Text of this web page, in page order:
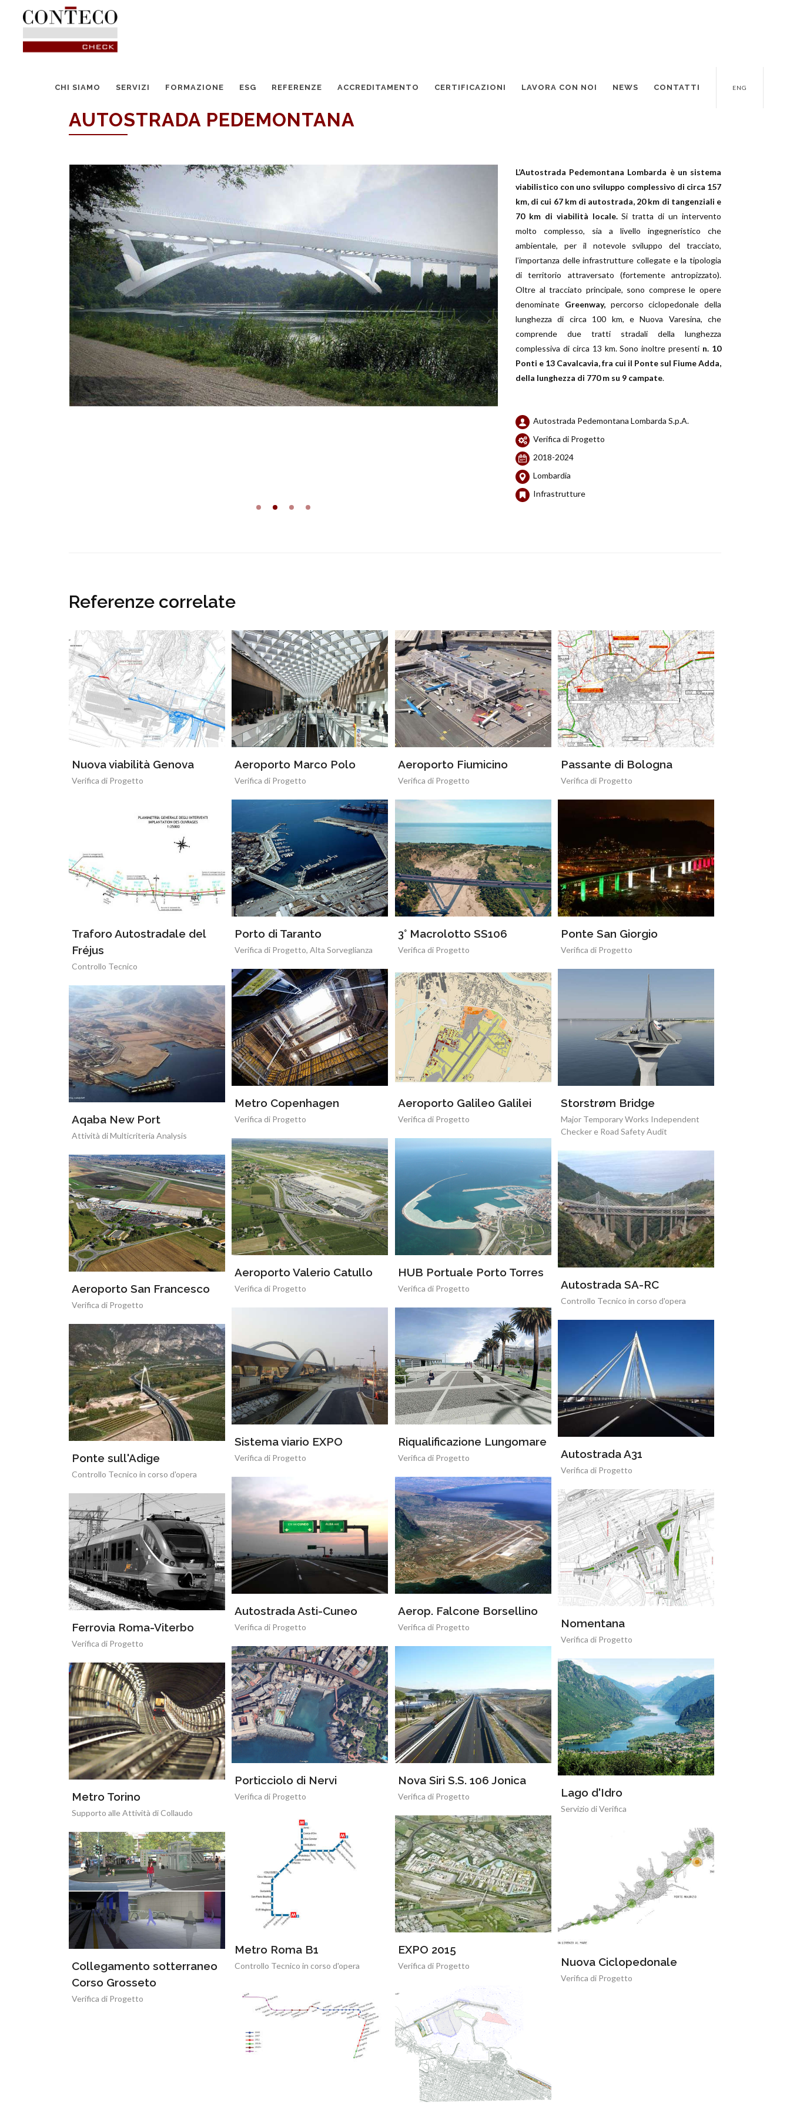
CHI SIAMO SERVIZI FORMAZIONE ESG REFERENZE ACCREDITAMENTO CERTIFICAZIONI LAVORA CON NOI NEWS CONTATTI ENG
AUTOSTRADA PEDEMONTANA
L’Autostrada Pedemontana Lombarda è un sistema
viabilistico con uno sviluppo complessivo di circa 157
km, di cui 67 km di autostrada, 20 km di tangenziali e
70 km di viabilità locale.Si tratta di un intervento
molto complesso, sia a livello ingegneristico che
ambientale, per il notevole sviluppo del tracciato,
l’importanza delle infrastrutture collegate e la tipologia
di territorio attraversato (fortemente antropizzato).
Oltre al tracciato principale, sono comprese le opere
denominate Greenway,percorso ciclopedonale della
lunghezza di circa 100 km, e Nuova Varesina, che
comprende due tratti stradali della lunghezza
complessiva di circa 13 km. Sono inoltre presenti n. 10
Ponti e 13 Cavalcavia, fra cui il Ponte sul Fiume Adda,
della lunghezza di 770 m su 9 campate.
Autostrada Pedemontana Lombarda S.p.A.
Verifica di Progetto
2018-2024
Lombardia
Infrastrutture
Referenze correlate
Nuova viabilità Genova
Verifica di Progetto
Aeroporto Marco Polo
Verifica di Progetto
Aeroporto Fiumicino
Verifica di Progetto
Passante di Bologna
Verifica di Progetto
Traforo Autostradale del
Fréjus
Controllo Tecnico
Porto di Taranto
Verifica di Progetto, Alta Sorveglianza
3° Macrolotto SS106
Verifica di Progetto
Ponte San Giorgio
Verifica di Progetto
Metro Copenhagen
Verifica di Progetto
Aeroporto Galileo Galilei
Verifica di Progetto
Storstrøm Bridge
Major Temporary Works Independent
Checker e Road Safety Audit
Aqaba New Port
Attività di Multicriteria Analysis
Aeroporto Valerio Catullo
Verifica di Progetto
HUB Portuale Porto Torres
Verifica di Progetto Autostrada SA-RC
Controllo Tecnico in corso d'opera
Aeroporto San Francesco
Verifica di Progetto
Sistema viario EXPO
Verifica di Progetto
Riqualificazione Lungomare
Verifica di Progetto Autostrada A31
Verifica di Progetto
Ponte sull'Adige
Controllo Tecnico in corso d'opera
Autostrada Asti-Cuneo
Verifica di Progetto
Aerop. Falcone Borsellino
Verifica di Progetto Nomentana
Verifica di Progetto
Ferrovia Roma-Viterbo
Verifica di Progetto
Porticciolo di Nervi
Verifica di Progetto
Nova Siri S.S. 106 Jonica
Verifica di Progetto Lago d'Idro
Servizio di Verifica
Metro Torino
Supporto alle Attività di Collaudo
Metro Roma B1
Controllo Tecnico in corso d'opera
EXPO 2015
Verifica di Progetto Nuova Ciclopedonale
Verifica di Progetto
Collegamento sotterraneo
Corso Grosseto
Verifica di Progetto